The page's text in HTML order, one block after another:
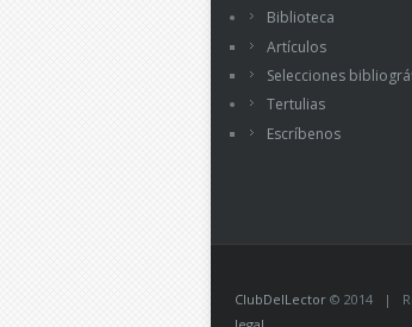
Biblioteca
Artículos
Selecciones
Tertulias
Escríbenos
ClubDelLector © 2014 |